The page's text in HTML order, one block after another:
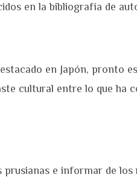
en la bibliografía de
en Japón, pronto
cultural entre lo que ha
prusianas e informar de los